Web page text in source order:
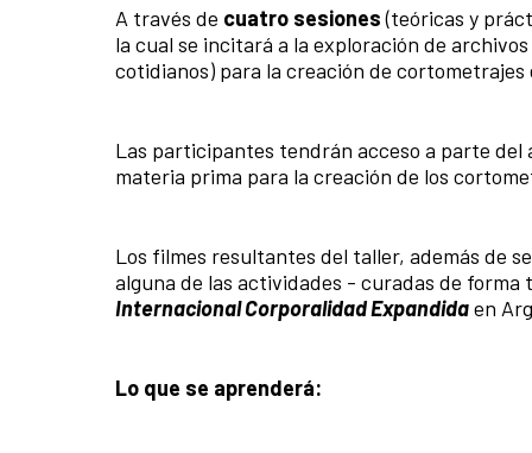
A través de cuatro sesiones(teóricas y
la cual se incitará a la exploración de
cotidianos) para la creación de
Las participantes tendrán acceso a parte
materia prima para la creación de los
Los filmes resultantes del taller, además de
alguna de las actividades - curadas de
Internacional Corporalidad Expandidaen
Lo que se aprenderá: